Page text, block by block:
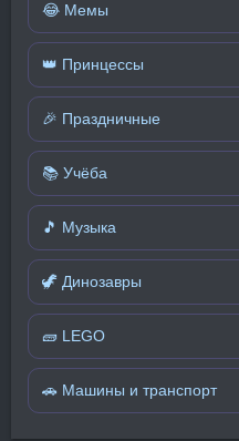
😂 Мемы
👑 Принцессы
🎉 Праздничные
📚 Учёба
🎵 Музыка
🦖 Динозавры
🧱 LEGO
🚗 Машины и транспорт